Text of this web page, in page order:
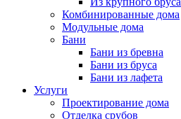
Комбинированные дома
Модульные дома
Бани
Бани из бревна
Бани из бруса
Бани из лафета
Услуги
Проектирование дома
Отделка срубов